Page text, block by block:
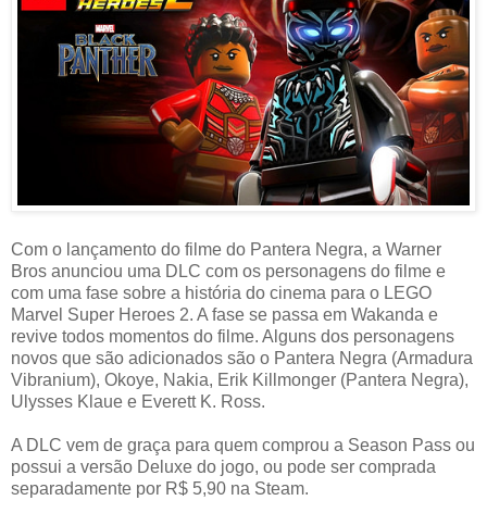
Com o lançamento do filme do Pantera Negra, a Warner
Bros anunciou uma DLC com os personagens do filme e
com uma fase sobre a história do cinema para o LEGO
Marvel Super Heroes 2. A fase se passa em Wakanda e
revive todos momentos do filme. Alguns dos personagens
novos que são adicionados são o Pantera Negra (Armadura
Vibranium), Okoye, Nakia, Erik Killmonger (Pantera Negra),
Ulysses Klaue e Everett K. Ross.
A DLC vem de graça para quem comprou a Season Pass ou
possui a versão Deluxe do jogo, ou pode ser comprada
separadamente por R$ 5,90 na Steam.